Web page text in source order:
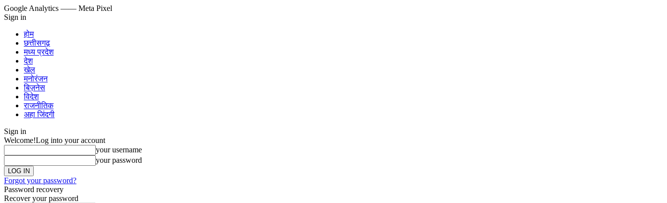
Google Analytics —— Meta Pixel
Sign in
होम
छत्तीसगढ़
मध्य प्रदेश
देश
खेल
मनोरंजन
बिज़नेस
विदेश
राजनीतिक
अहा जिंदगी
Sign in
Welcome!Log into your account
your username
your password
Forgot your password?
Password recovery
Recover your password